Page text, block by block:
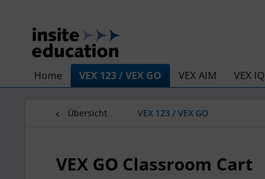
Home VEX 123 / VEX GO VEX AIM VEX IQ
Übersicht VEX 123 / VEX GO
VEX GO Classroom Cart